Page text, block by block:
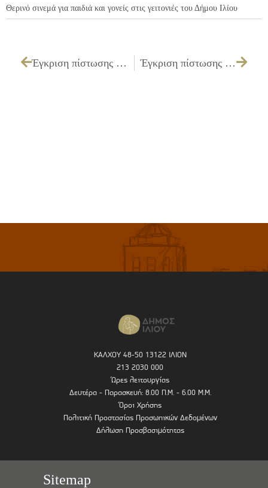
Θερινό σινεμά για παιδιά και γονείς στις γειτονιές του Δήμου Ιλίου
Έγκριση πίστωσης 400,00€ εις βάρος του 00.6073 για συμμετοχή υπαλλήλου του Πολιτιστικού Κέντρου σε σεμινάριο με τίτλο «Οι δαπάνες των δημοτικών Ν.Π.Δ.Δ. & οι πρόσφατες νομοθετικές αλλαγές μέσα από τις πράξεις του Ελεγκτικού Συνεδρίου». Έγκριση πίστωσης 15.000,00€ για ηχητικές καλύψεις εκδηλώσεων για τους μήνες Μάιο – Ιούνιο – Ιούλιο 2010 «ΙΛΙΑ 2010»
ΚΑΛΧΟΥ 48-50 13122 ΙΛΙΟΝ
213 2030 000
Ώρες λειτουργίας
Δευτέρα - Παρασκευή: 8.00 Π.Μ. - 6.00 Μ.Μ.
Όροι Χρήσης
Πολιτική Προστασίας Προσωπικών Δεδομένων
Δήλωση Προσβασιμότητας
Sitemap